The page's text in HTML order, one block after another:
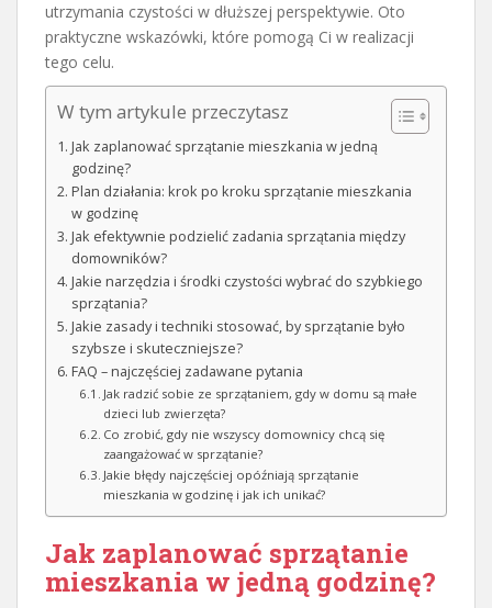
utrzymania czystości w dłuższej perspektywie. Oto
praktyczne wskazówki, które pomogą Ci w realizacji
tego celu.
W tym artykule przeczytasz
Jak zaplanować sprzątanie mieszkania w jedną
godzinę?
Plan działania: krok po kroku sprzątanie mieszkania
w godzinę
Jak efektywnie podzielić zadania sprzątania między
domowników?
Jakie narzędzia i środki czystości wybrać do szybkiego
sprzątania?
Jakie zasady i techniki stosować, by sprzątanie było
szybsze i skuteczniejsze?
FAQ – najczęściej zadawane pytania
Jak radzić sobie ze sprzątaniem, gdy w domu są małe
dzieci lub zwierzęta?
Co zrobić, gdy nie wszyscy domownicy chcą się
zaangażować w sprzątanie?
Jakie błędy najczęściej opóźniają sprzątanie
mieszkania w godzinę i jak ich unikać?
Jak zaplanować sprzątanie
mieszkania w jedną godzinę?